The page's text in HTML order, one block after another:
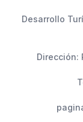
Desarrollo
Dirección: